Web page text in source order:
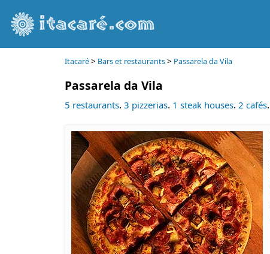
Itacaré> Bars et restaurants> Passarela da Vila
Passarela da Vila
5 restaurants. 3 pizzerias. 1 steak houses. 2 cafés.